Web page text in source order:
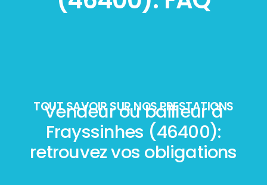
TOUT SAVOIR SUR NOS PRESTATIONS
Vendeur ou bailleur à
Frayssinhes (46400):
retrouvez vos obligations